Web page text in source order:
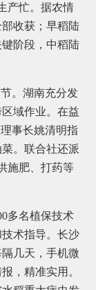
产忙。据农情
收获；早稻陆
阶段，中稻陆
。湖南充分发
域作业。在益
事长姚清明指
。联合社还派
施肥、打药等
名植保技术
术指导。长沙
几天，手机微
，精准实用。